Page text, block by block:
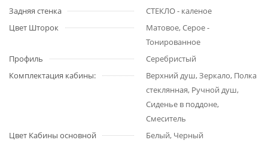
Задняя стенка
СТЕКЛО - каленое
Цвет Шторок
Матовое, Серое -
Тонированное
Профиль
Серебристый
Комплектация кабины:
Верхний душ, Зеркало, Полка
стеклянная, Ручной душ,
Сиденье в поддоне,
Смеситель
Цвет Кабины основной
Белый, Черный